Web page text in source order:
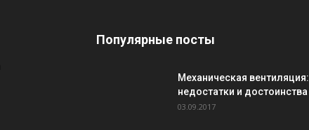
Популярные посты
Механическая вентиляция:
недостатки и достоинства
03.09.2017